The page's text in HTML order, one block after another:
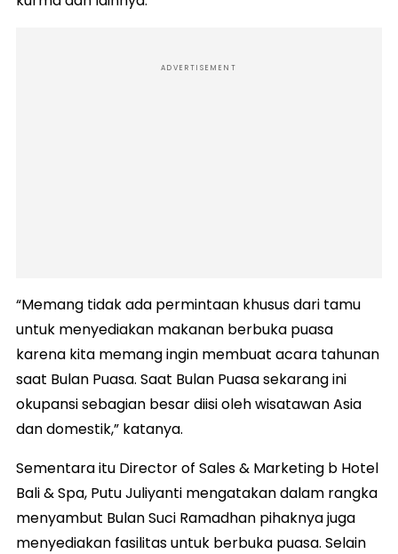
ADVERTISEMENT
“Memang tidak ada permintaan khusus dari tamu
untuk menyediakan makanan berbuka puasa
karena kita memang ingin membuat acara tahunan
saat Bulan Puasa. Saat Bulan Puasa sekarang ini
okupansi sebagian besar diisi oleh wisatawan Asia
dan domestik,” katanya.
Sementara itu Director of Sales & Marketing b Hotel
Bali & Spa, Putu Juliyanti mengatakan dalam rangka
menyambut Bulan Suci Ramadhan pihaknya juga
menyediakan fasilitas untuk berbuka puasa. Selain